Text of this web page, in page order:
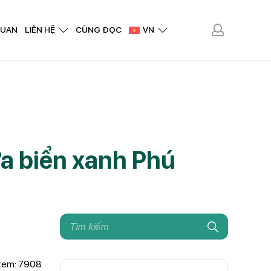
LIÊN HỆ CÙNG ĐỌC VN
biển xanh Phú
7908